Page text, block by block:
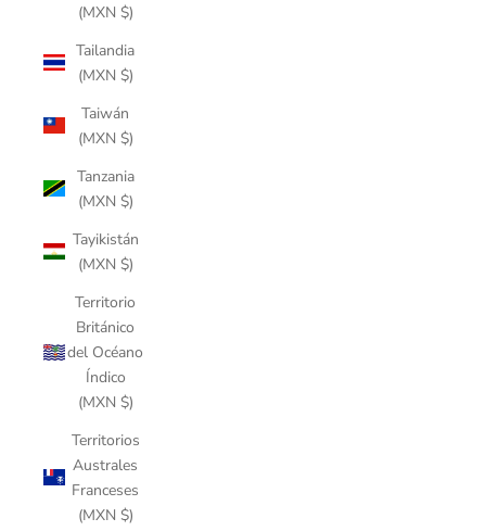
(MXN $)
Tailandia
(MXN $)
Taiwán
(MXN $)
Tanzania
(MXN $)
Tayikistán
(MXN $)
Territorio
Británico
del Océano
Índico
(MXN $)
Territorios
Australes
Franceses
(MXN $)